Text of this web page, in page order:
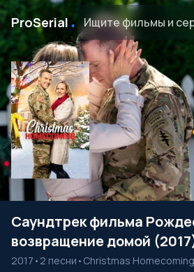
ProSerial․
Саундтрек фильма
возвращение домой
2017 • 2 песни • Christmas Homecoming